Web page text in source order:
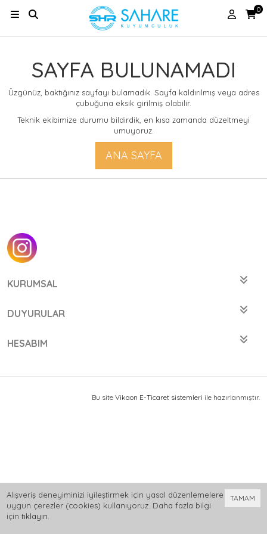
0
SAYFA BULUNAMADI
Üzgünüz, baktığınız sayfayı bulamadık. Sayfa kaldırılmış veya adres
çubuğuna eksik girilmiş olabilir.
Teknik ekibimize durumu bildirdik, en kısa zamanda düzeltmeyi
umuyoruz.
ANA SAYFA
KURUMSAL
DUYURULAR
HESABIM
Bu site Vikaon E-Ticaret sistemleri ile hazırlanmıştır.
TAMAM
Alışveriş deneyiminizi iyileştirmek için yasal düzenlemelere
uygun çerezler (cookies) kullanıyoruz. Daha fazla bilgi
için tıklayın